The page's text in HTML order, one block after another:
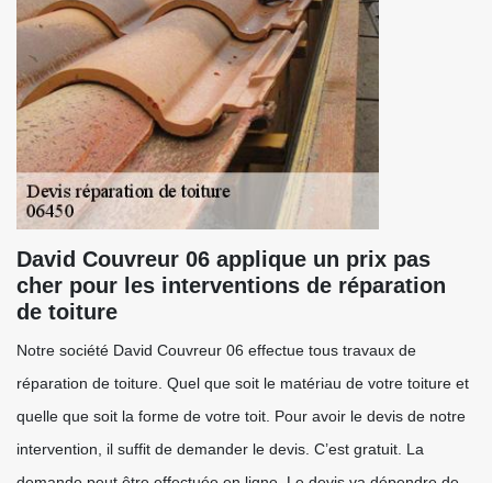
David Couvreur 06 applique un prix pas
cher pour les interventions de réparation
de toiture
Notre société David Couvreur 06 effectue tous travaux de
réparation de toiture. Quel que soit le matériau de votre toiture et
quelle que soit la forme de votre toit. Pour avoir le devis de notre
intervention, il suffit de demander le devis. C’est gratuit. La